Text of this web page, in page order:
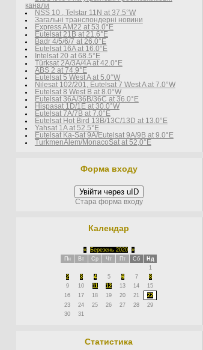
канали
NSS 10 , Telstar 11N at 37.5°W
Загальні транспондерні новини
Express AM22 at 53.0°E
Eutelsat 21B at 21.6°E
Badr 4/5/6/7 at 26.0°E
Eutelsat 16A at 16.0°E
Intelsat 20 at 68.5°E
Türksat 2A/3A/4A at 42.0°E
ABS 2 at 74.9°E
Eutelsat 5 West A at 5.0°W
Nilesat 102/201, Eutelsat 7 West A at 7.0°W
Eutelsat 8 West В at 8.0°W
Eutelsat 36A/36B/36C at 36.0°E
Hispasat 1D/1E at 30.0°W
Eutelsat 7A/7B at 7.0°E
Eutelsat Hot Bird 13B/13C/13D at 13.0°E
Yahsat 1A at 52.5°E
Eutelsat Ka-Sat 9A/Eutelsat 9A/9B at 9.0°E
TurkmenÄlem/MonacoSat at 52,0°E
Форма входу
Увійти через uID
Стара форма входу
Календар
« Березень 2020
»
Пн
Вт Ср Чт Пт Сб
Нд
1
2
3 4 5 6 7
8
9
10 11 12 13 14
15
16
17 18 19 20 21
22
23
24 25 26 27 28
29
30
31
Статистика